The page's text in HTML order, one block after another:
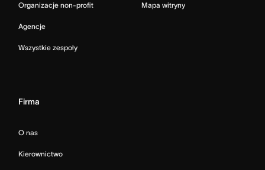
Organizacje non-profit
Agencje
Wszystkie zespoły
Mapa witryny
Firma
O nas
Kierownictwo